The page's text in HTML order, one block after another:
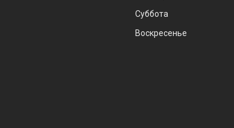
Суббота
Воскресенье